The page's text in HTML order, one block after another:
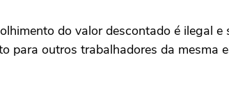
do valor descontado é ilegal
para outros trabalhadores da mesma